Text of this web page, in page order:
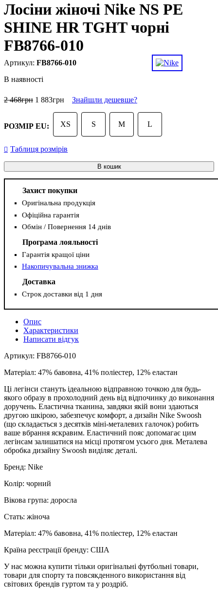
Лосіни жіночі Nike NS PE
SHINE HR TGHT чорні
FB8766-010
FB8766-010
В наявності
2 468грн 1 883грн Знайшли дешевше?
РОЗМІР EU: XS S M L
Таблиця розмірів
В кошик
Захист покупки
Оригінальна продукція
Офіційна гарантія
Обмін / Повернення 14 днів
Програма лояльності
Гарантія кращої ціни
Накопичувальна знижка
Доставка
Строк доставки від 1 дня
Опис
Характеристики
Написати відгук
Артикул: FB8766-010
Матеріал: 47% бавовна, 41% поліестер, 12% еластан
Ці легінси стануть ідеальною відправною точкою для будь-
якого образу в прохолодний день від відпочинку до виконання
доручень. Еластична тканина, завдяки якій вони здаються
другою шкірою, забезпечує комфорт, а дизайн Nike Swoosh
(що складається з десятків міні-металевих галочок) робить
ваше вбрання яскравим. Еластичний пояс допомагає цим
легінсам залишатися на місці протягом усього дня. Металева
обробка дизайну Swoosh виділяє деталі.
Бренд: Nike
Колір: чорний
Вікова група: доросла
Стать: жіноча
Матеріал: 47% бавовна, 41% поліестер, 12% еластан
Країна реєстрації бренду: США
У нас можна купити тільки оригінальні футбольні товари,
товари для спорту та повсякденного використання від
світових брендів гуртом та у роздріб.